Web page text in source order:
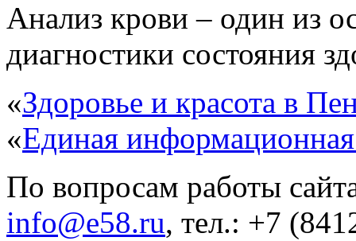
Анализ крови – один из
диагностики состояния
«Здоровье и красота в
«Единая
По вопросам работы
info@e58.ru, тел.: +7